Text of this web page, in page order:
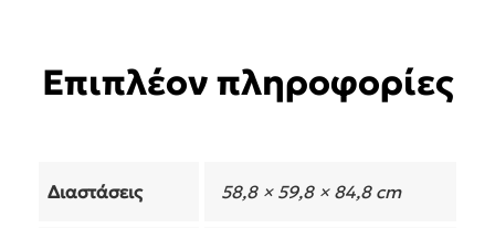
Επιπλέον πληροφορίες
Διαστάσεις 58,8 × 59,8 × 84,8 cm